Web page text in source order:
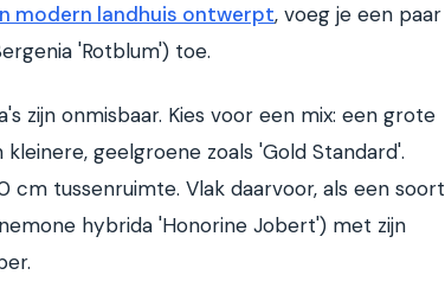
modern landhuis ontwerpt, voeg je een paar
'Rotblum') toe.
zijn onmisbaar. Kies voor een mix: een grote
geelgroene zoals 'Gold Standard'.
cm tussenruimte. Vlak daarvoor, als een soort
hybrida 'Honorine Jobert') met zijn